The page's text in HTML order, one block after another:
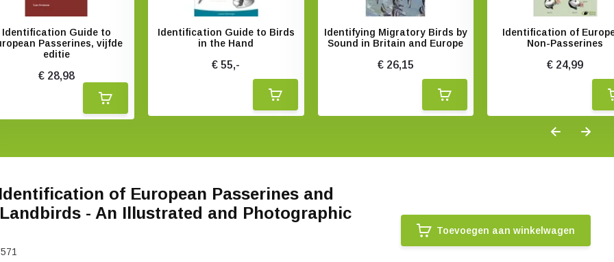
Identification Guide to
Passerines, vijfde
editie
€ 28,98
Identification Guide to Birds
in the Hand
€ 55,-
Identifying Migratory Birds by
Sound in Britain and Europe
€ 26,15
Identification of
Non-Passerines
€ 24,99
of European Passerines and
- An Illustrated and Photographic
Toevoegen aan winkelwagen